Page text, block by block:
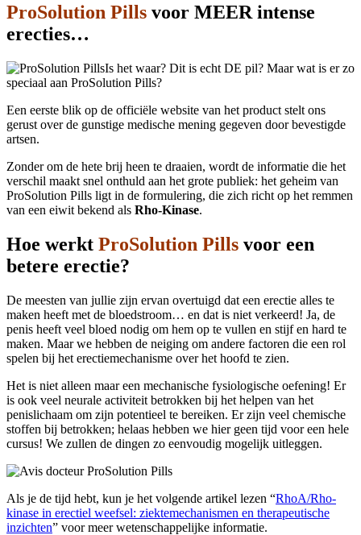
ProSolution Pills voor MEER intense
erecties…
Is het waar? Dit is echt DE pil? Maar wat is er zo
speciaal aan ProSolution Pills?
Een eerste blik op de officiële website van het product stelt ons
gerust over de gunstige medische mening gegeven door bevestigde
artsen.
Zonder om de hete brij heen te draaien, wordt de informatie die het
verschil maakt snel onthuld aan het grote publiek: het geheim van
ProSolution Pills ligt in de formulering, die zich richt op het remmen
van een eiwit bekend als Rho-Kinase.
Hoe werkt ProSolution Pills voor een
betere erectie?
De meesten van jullie zijn ervan overtuigd dat een erectie alles te
maken heeft met de bloedstroom… en dat is niet verkeerd! Ja, de
penis heeft veel bloed nodig om hem op te vullen en stijf en hard te
maken. Maar we hebben de neiging om andere factoren die een rol
spelen bij het erectiemechanisme over het hoofd te zien.
Het is niet alleen maar een mechanische fysiologische oefening! Er
is ook veel neurale activiteit betrokken bij het helpen van het
penislichaam om zijn potentieel te bereiken. Er zijn veel chemische
stoffen bij betrokken; helaas hebben we hier geen tijd voor een hele
cursus! We zullen de dingen zo eenvoudig mogelijk uitleggen.
Als je de tijd hebt, kun je het volgende artikel lezen “RhoA/Rho-
kinase in erectiel weefsel: ziektemechanismen en therapeutische
inzichten” voor meer wetenschappelijke informatie.